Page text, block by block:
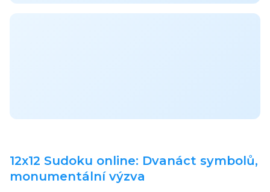
12x12 Sudoku online: Dvanáct symbolů,
monumentální výzva